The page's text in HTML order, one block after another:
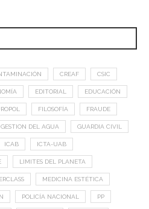
CREAF CSIC
EDITORIAL EDUCACIÓN
FILOSOFÍA FRAUDE
GESTION DEL AGUA GUARDIA CIVIL
ICAB ICTA-UAB
LIMITES DEL PLANETA
MEDICINA ESTÉTICA
POLICÍA NACIONAL PP